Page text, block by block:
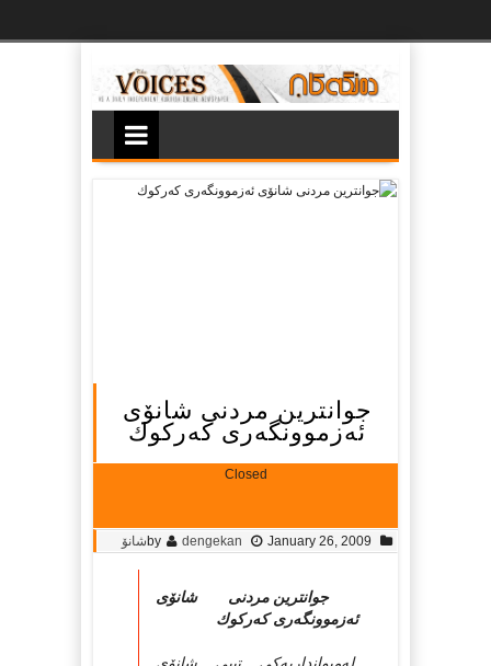
جوانترین مردنى شانۆى
ئەزموونگەرى كەركوك
Closed
by dengekan January 26, 2009 شانۆ
جوانترین مردنى شانۆى
ئەزموونگەرى كەركوك